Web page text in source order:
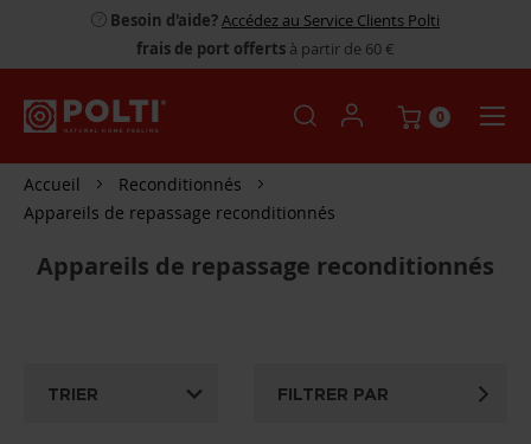
Besoin d'aide?Accédez au Service Clients Polti
frais de port offerts à partir de 60 €
0
Accueil
Reconditionnés
Appareils de repassage reconditionnés
Appareils de repassage reconditionnés
TRIER FILTRER PAR